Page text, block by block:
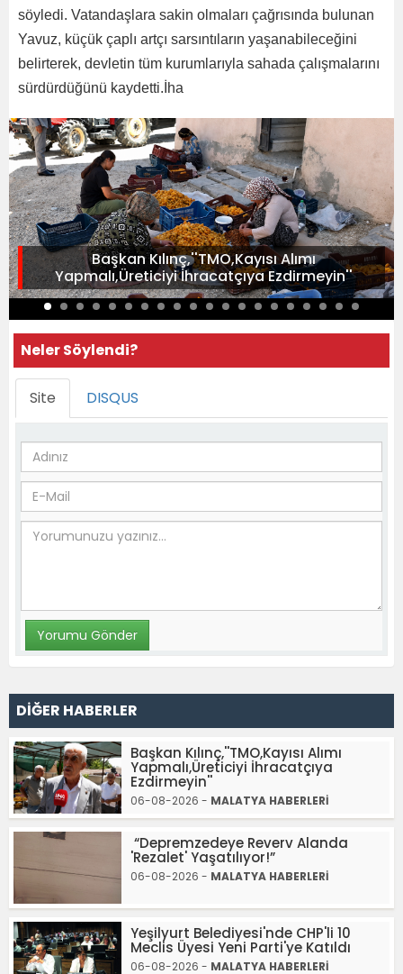
söyledi. Vatandaşlara sakin olmaları çağrısında bulunan
Yavuz, küçük çaplı artçı sarsıntıların yaşanabileceğini
belirterek, devletin tüm kurumlarıyla sahada çalışmalarını
sürdürdüğünü kaydetti.İha
Başkan Kılınç,''TMO,Kayısı Alımı
Yapmalı,Üreticiyi İhracatçıya Ezdirmeyin''
Neler Söylendi?
Site DISQUS
DİĞER HABERLER
Başkan Kılınç,''TMO,Kayısı Alımı
Yapmalı,Üreticiyi İhracatçıya
Ezdirmeyin''
06-08-2026 - MALATYA HABERLERİ
“Depremzedeye Reverv Alanda
'Rezalet' Yaşatılıyor!”
06-08-2026 - MALATYA HABERLERİ
Yeşilyurt Belediyesi'nde CHP'li 10
Meclis Üyesi Yeni Parti'ye Katıldı
06-08-2026 - MALATYA HABERLERİ